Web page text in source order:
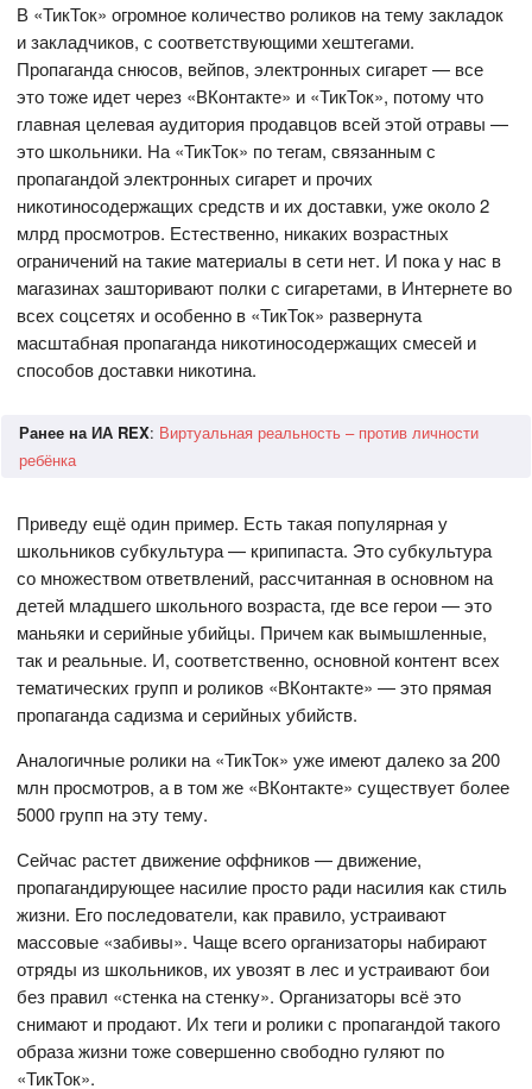
В «ТикТок» огромное количество роликов на тему закладок
и закладчиков, с соответствующими хештегами.
Пропаганда снюсов, вейпов, электронных сигарет — все
это тоже идет через «ВКонтакте» и «ТикТок», потому что
главная целевая аудитория продавцов всей этой отравы —
это школьники. На «ТикТок» по тегам, связанным с
пропагандой электронных сигарет и прочих
никотиносодержащих средств и их доставки, уже около 2
млрд просмотров. Естественно, никаких возрастных
ограничений на такие материалы в сети нет. И пока у нас в
магазинах зашторивают полки с сигаретами, в Интернете во
всех соцсетях и особенно в «ТикТок» развернута
масштабная пропаганда никотиносодержащих смесей и
способов доставки никотина.
Ранее на ИА REX: Виртуальная реальность – против личности
ребёнка
Приведу ещё один пример. Есть такая популярная у
школьников субкультура — крипипаста. Это субкультура
со множеством ответвлений, рассчитанная в основном на
детей младшего школьного возраста, где все герои — это
маньяки и серийные убийцы. Причем как вымышленные,
так и реальные. И, соответственно, основной контент всех
тематических групп и роликов «ВКонтакте» — это прямая
пропаганда садизма и серийных убийств.
Аналогичные ролики на «ТикТок» уже имеют далеко за 200
млн просмотров, а в том же «ВКонтакте» существует более
5000 групп на эту тему.
Сейчас растет движение оффников — движение,
пропагандирующее насилие просто ради насилия как стиль
жизни. Его последователи, как правило, устраивают
массовые «забивы». Чаще всего организаторы набирают
отряды из школьников, их увозят в лес и устраивают бои
без правил «стенка на стенку». Организаторы всё это
снимают и продают. Их теги и ролики с пропагандой такого
образа жизни тоже совершенно свободно гуляют по
«ТикТок».